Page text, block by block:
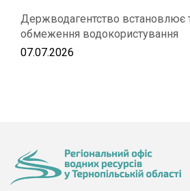
Держводагентство встановлює
обмеження водокористування
07.07.2026